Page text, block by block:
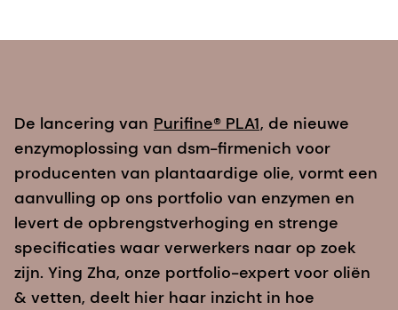
De lancering van Purifine® PLA1, de nieuwe
enzymoplossing van dsm-firmenich voor
producenten van plantaardige olie, vormt een
aanvulling op ons portfolio van enzymen en
levert de opbrengstverhoging en strenge
specificaties waar verwerkers naar op zoek
zijn. Ying Zha, onze portfolio-expert voor oliën
& vetten, deelt hier haar inzicht in hoe